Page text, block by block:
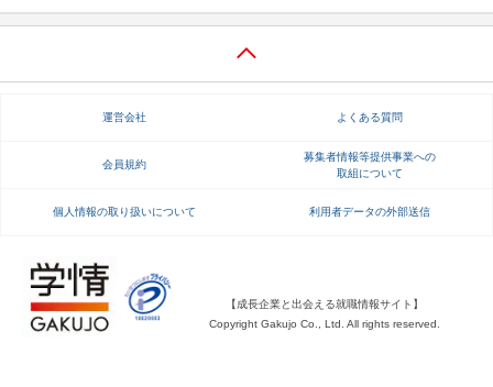
適職診断 就活チャンネル
運営会社 よくある質問
会員規約
募集者情報等提供事業への
取組について
個人情報の取り扱いについて 利用者データの外部送信
【成長企業と出会える就職情報サイト】
Copyright Gakujo Co., Ltd. All rights reserved.